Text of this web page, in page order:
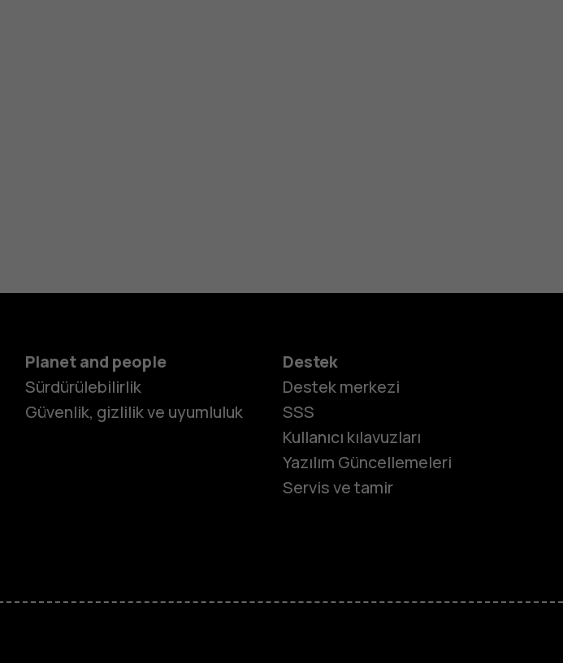
Planet and people
Sürdürülebilirlik
Güvenlik, gizlilik ve uyumluluk
Destek
Destek merkezi
SSS
Kullanıcı kılavuzları
Yazılım Güncellemeleri
Servis ve tamir